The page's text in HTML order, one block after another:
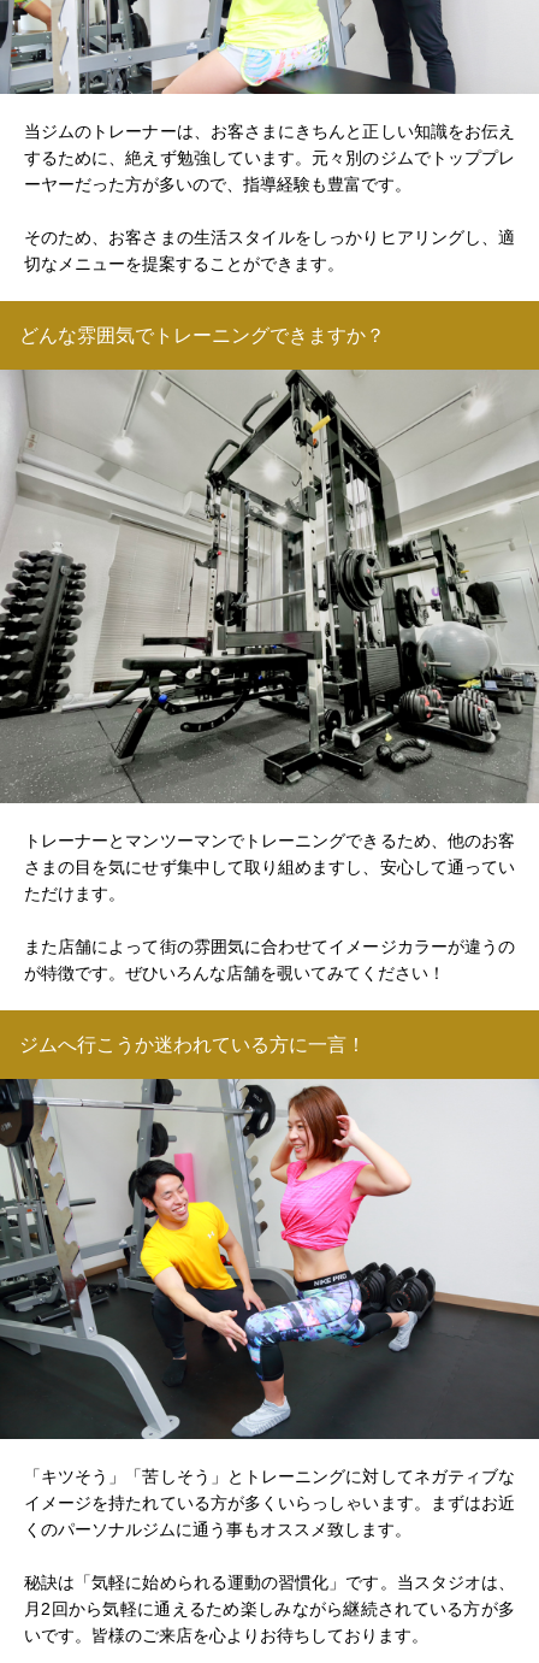
当ジムのトレーナーは、お客さまにきちんと正しい知識をお伝え
するために、絶えず勉強しています。元々別のジムでトッププレ
ーヤーだった方が多いので、指導経験も豊富です。
そのため、お客さまの生活スタイルをしっかりヒアリングし、適
切なメニューを提案することができます。
どんな雰囲気でトレーニングできますか？
トレーナーとマンツーマンでトレーニングできるため、他のお客
さまの目を気にせず集中して取り組めますし、安心して通ってい
ただけます。
また店舗によって街の雰囲気に合わせてイメージカラーが違うの
が特徴です。ぜひいろんな店舗を覗いてみてください！
ジムへ行こうか迷われている方に一言！
「キツそう」「苦しそう」とトレーニングに対してネガティブな
イメージを持たれている方が多くいらっしゃいます。まずはお近
くのパーソナルジムに通う事もオススメ致します。
秘訣は「気軽に始められる運動の習慣化」です。当スタジオは、
月2回から気軽に通えるため楽しみながら継続されている方が多
いです。皆様のご来店を心よりお待ちしております。